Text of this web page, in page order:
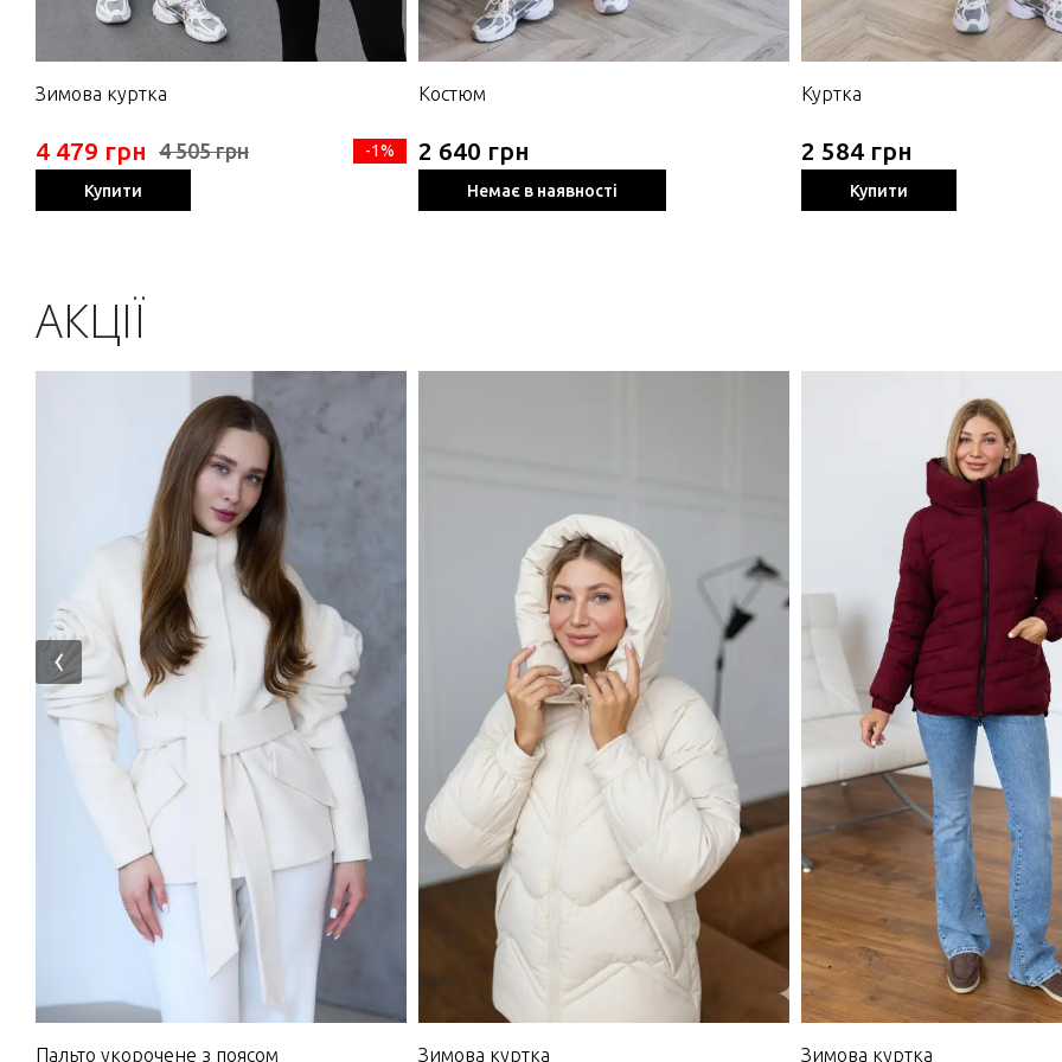
Зимова куртка
4 505 грн
4 479 грн -1%
Купити
Костюм
2 640 грн
Немає в наявності
Куртка
2 584 грн
Купити
АКЦІЇ
Пальто укорочене з поясом Зимова куртка Зимова куртка
‹